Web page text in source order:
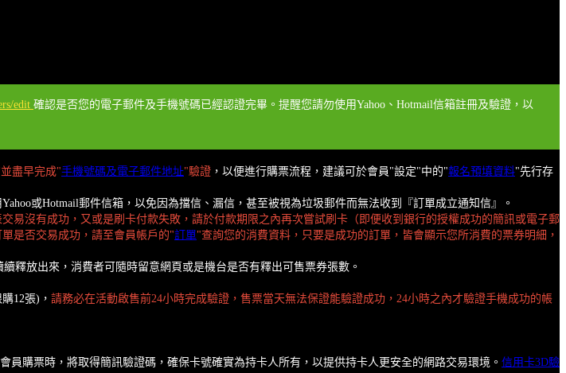
edit 確認是否您的電子郵件及手機號碼已經認證完畢。提醒您請勿使用Yahoo、Hotmail信箱註冊及驗證，以
盡早完成"手機號碼及電子郵件地址"驗證 ，以便進行購票流程，建議可於會員"設定"中的"報名預填資料"先行存
或Hotmail郵件信箱，以免因為擋信、漏信，甚至被視為垃圾郵件而無法收到『訂單成立通知信』。
沒有成功，又或是刷卡付款失敗，請於付款期限之內再次嘗試刷卡（即便收到銀行的授權成功的簡訊或電子郵
是否交易成功，請至會員帳戶的"訂單"查詢您的消費資料，只要是成功的訂單，皆會顯示您所消費的票券明細，
釋放出來，消費者可隨時留意網頁或是機台是否有釋出可售票券張數。
12張)， 請務必在活動啟售前24小時完成驗證，售票當天無法保證能驗證成功，24小時之內才驗證手機成功的帳
購票時，將取得簡訊驗證碼，確保卡號確實為持卡人所有，以提供持卡人更安全的網路交易環境。 信用卡3D驗